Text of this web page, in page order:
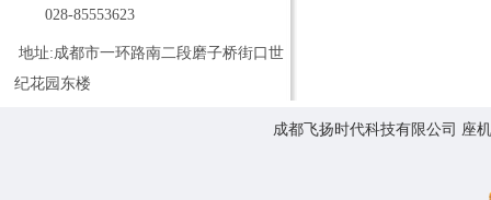
028-85553623
地址:成都市一环路南二段磨子桥街口世
纪花园东楼
成都飞扬时代科技有限公司 座